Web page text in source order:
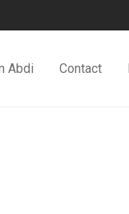
Abdi Contact